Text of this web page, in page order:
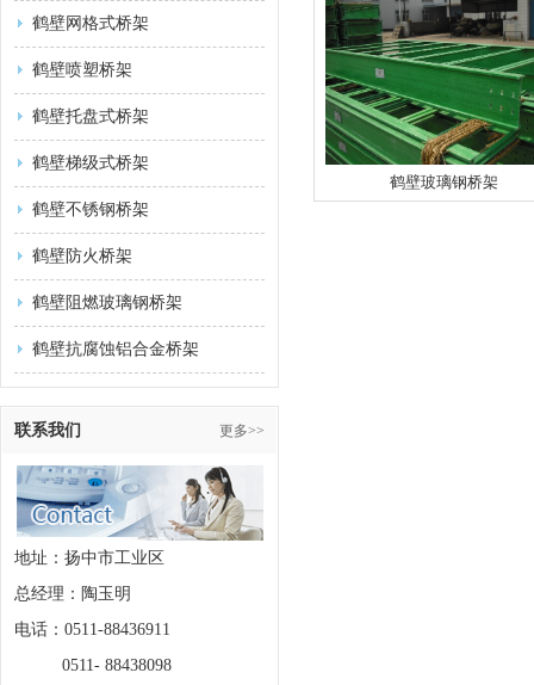
鹤壁网格式桥架
鹤壁喷塑桥架
鹤壁托盘式桥架
鹤壁梯级式桥架
鹤壁不锈钢桥架
鹤壁防火桥架
鹤壁阻燃玻璃钢桥架
鹤壁抗腐蚀铝合金桥架
联系我们 更多>>
地址：扬中市工业区
总经理：陶玉明
电话：0511-88436911
0511- 88438098
鹤壁玻璃钢桥架